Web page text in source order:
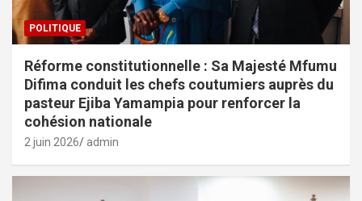
POLITIQUE
Réforme constitutionnelle : Sa Majesté Mfumu
Difima conduit les chefs coutumiers auprès du
pasteur Ejiba Yamampia pour renforcer la
cohésion nationale
2 juin 2026 admin